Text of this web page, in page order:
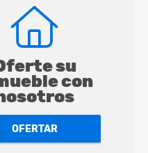
su
con
OFERTAR